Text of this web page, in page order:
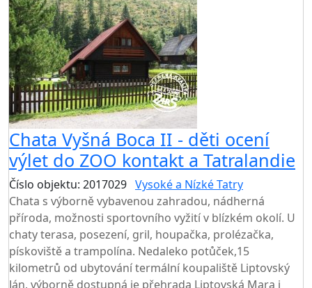
Chata Vyšná Boca II - děti ocení
výlet do ZOO kontakt a Tatralandie
Číslo objektu: 2017029 Vysoké a Nízké Tatry
Chata s výborně vybavenou zahradou, nádherná
příroda, možnosti sportovního vyžití v blízkém okolí. U
chaty terasa, posezení, gril, houpačka, prolézačka,
pískoviště a trampolína. Nedaleko potůček,15
kilometrů od ubytování termální koupaliště Liptovský
Ján, výborně dostupná je přehrada Liptovská Mara i